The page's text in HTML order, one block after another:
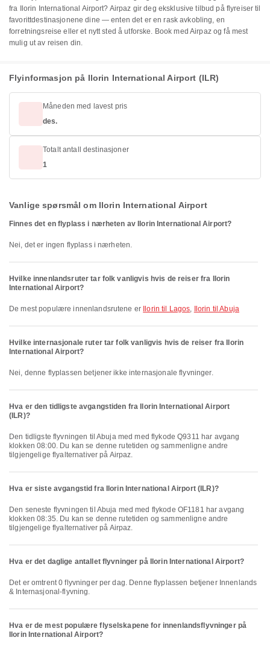
fra Ilorin International Airport? Airpaz gir deg eksklusive tilbud på flyreiser til
favorittdestinasjonene dine — enten det er en rask avkobling, en
forretningsreise eller et nytt sted å utforske. Book med Airpaz og få mest
mulig ut av reisen din.
Flyinformasjon på Ilorin International Airport (ILR)
Måneden med lavest pris
des.
Totalt antall destinasjoner
1
Vanlige spørsmål om Ilorin International Airport
Finnes det en flyplass i nærheten av Ilorin International Airport?
Nei, det er ingen flyplass i nærheten.
Hvilke innenlandsruter tar folk vanligvis hvis de reiser fra Ilorin
International Airport?
De mest populære innenlandsrutene er Ilorin til Lagos, Ilorin til Abuja
Hvilke internasjonale ruter tar folk vanligvis hvis de reiser fra Ilorin
International Airport?
Nei, denne flyplassen betjener ikke internasjonale flyvninger.
Hva er den tidligste avgangstiden fra Ilorin International Airport
(ILR)?
Den tidligste flyvningen til Abuja med med flykode Q9311 har avgang
klokken 08:00. Du kan se denne rutetiden og sammenligne andre
tilgjengelige flyalternativer på Airpaz.
Hva er siste avgangstid fra Ilorin International Airport (ILR)?
Den seneste flyvningen til Abuja med med flykode OF1181 har avgang
klokken 08:35. Du kan se denne rutetiden og sammenligne andre
tilgjengelige flyalternativer på Airpaz.
Hva er det daglige antallet flyvninger på Ilorin International Airport?
Det er omtrent 0 flyvninger per dag. Denne flyplassen betjener Innenlands
& Internasjonal-flyvning.
Hva er de mest populære flyselskapene for innenlandsflyvninger på
Ilorin International Airport?